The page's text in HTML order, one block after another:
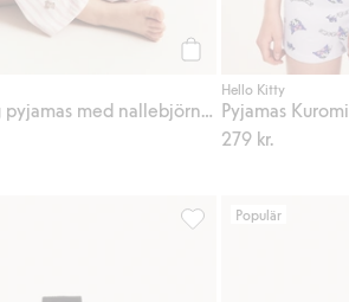
Hello Kitty
Pyjamas Kuromi
279 kr.
Populär